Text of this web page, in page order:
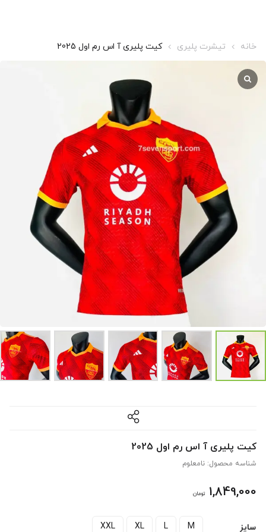
خانه تیشرت پلیری کیت پلیری آ اس رم اول 2025
کیت پلیری آ اس رم اول 2025
شناسه محصول: نامعلوم
1,849,000 تومان
سایز M
L
XL
XXL